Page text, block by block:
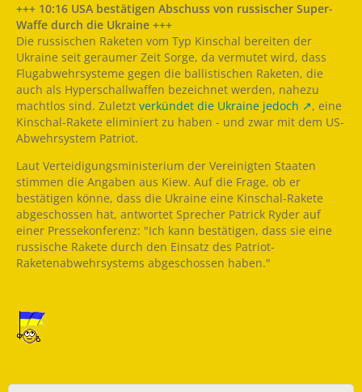
+++ 10:16 USA bestätigen Abschuss von russischer Super-
Waffe durch die Ukraine +++
Die russischen Raketen vom Typ Kinschal bereiten der
Ukraine seit geraumer Zeit Sorge, da vermutet wird, dass
Flugabwehrsysteme gegen die ballistischen Raketen, die
auch als Hyperschallwaffen bezeichnet werden, nahezu
machtlos sind. Zuletzt verkündet die Ukraine jedoch
, eine
Kinschal-Rakete eliminiert zu haben - und zwar mit dem US-
Abwehrsystem Patriot.
Laut Verteidigungsministerium der Vereinigten Staaten
stimmen die Angaben aus Kiew. Auf die Frage, ob er
bestätigen könne, dass die Ukraine eine Kinschal-Rakete
abgeschossen hat, antwortet Sprecher Patrick Ryder auf
einer Pressekonferenz: "Ich kann bestätigen, dass sie eine
russische Rakete durch den Einsatz des Patriot-
Raketenabwehrsystems abgeschossen haben."